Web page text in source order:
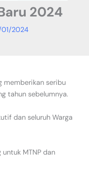
2024
01/2024
memberikan seribu
tahun sebelumnya.
dan seluruh Warga
MTNP dan